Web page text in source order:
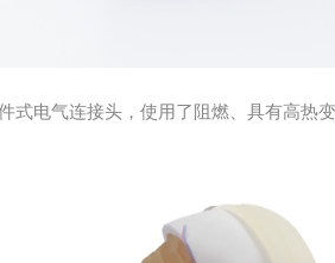
式电气连接头，使用了阻燃、具有高热